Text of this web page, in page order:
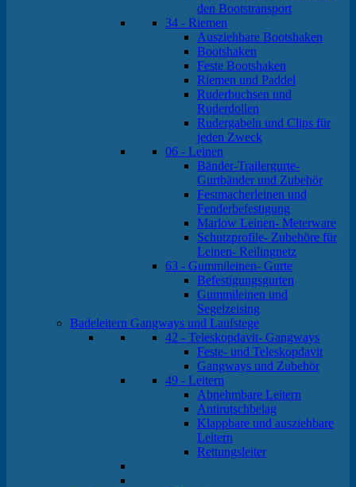
den Bootstransport
34 - Riemen
Ausziehbare Bootshaken
Bootshaken
Feste Bootshaken
Riemen und Paddel
Ruderbuchsen und
Ruderdollen
Rudergabeln und Clips für
jeden Zweck
06 - Leinen
Bänder-Trailergurte-
Gurtbänder und Zubehör
Festmacherleinen und
Fenderbefestigung
Marlow Leinen- Meterware
Schutzprofile- Zubehöre für
Leinen- Reilingnetz
63 - Gummileinen- Gurte
Befestigungsgurten
Gummileinen und
Segelzeising
Badeleitern Gangways und Laufstege
42 - Teleskopdavit- Gangways
Feste- und Teleskopdavit
Gangways und Zubehör
49 - Leitern
Abnehmbare Leitern
Antirutschbelag
Klappbare und ausziehbare
Leitern
Rettungsleiter